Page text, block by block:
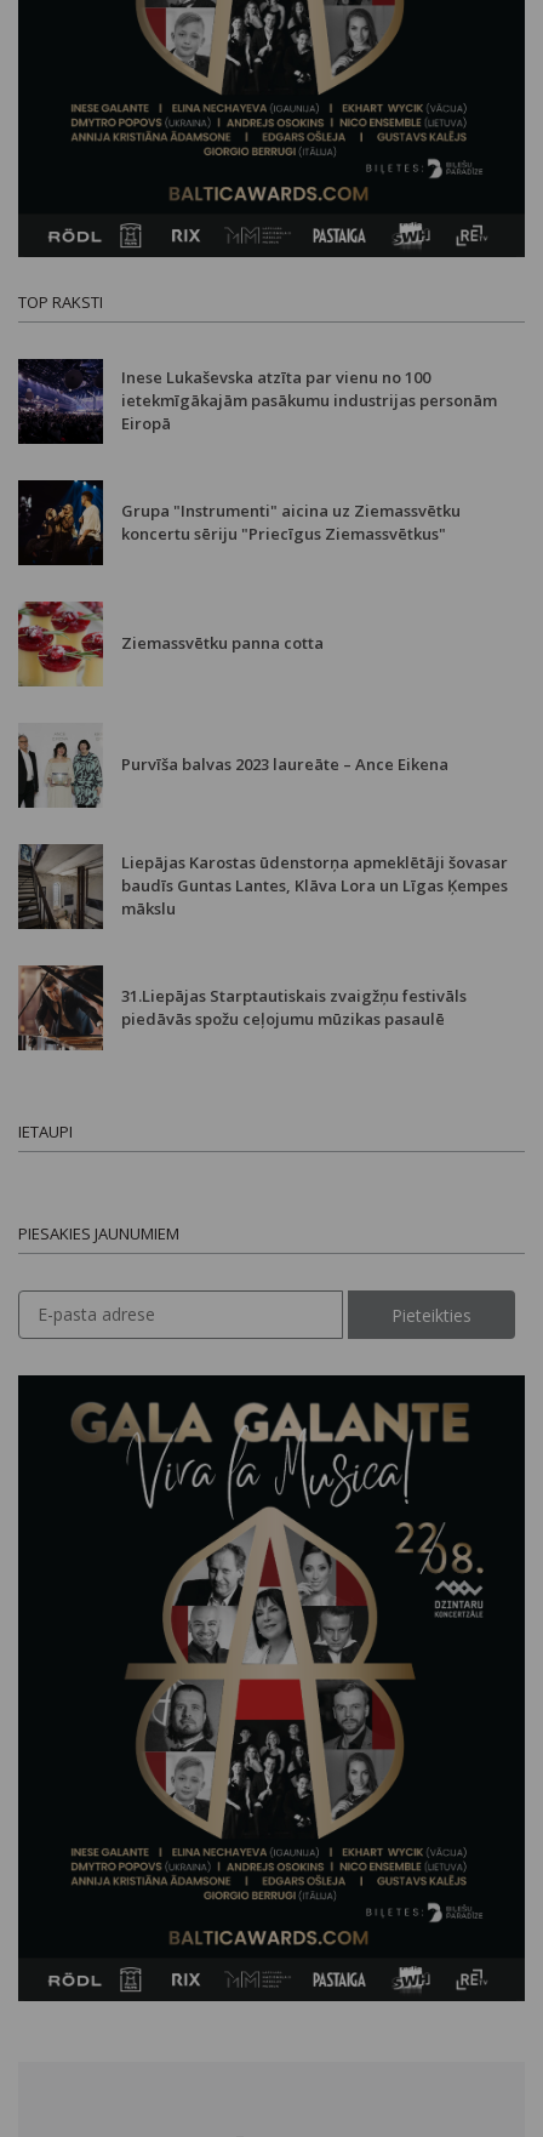
TOP RAKSTI
Inese Lukaševska atzīta par vienu no 100
ietekmīgākajām pasākumu industrijas personām
Eiropā
Grupa "Instrumenti" aicina uz Ziemassvētku
koncertu sēriju "Priecīgus Ziemassvētkus"
Ziemassvētku panna cotta
Purvīša balvas 2023 laureāte – Ance Eikena
Liepājas Karostas ūdenstorņa apmeklētāji šovasar
baudīs Guntas Lantes, Klāva Lora un Līgas Ķempes
mākslu
31.Liepājas Starptautiskais zvaigžņu festivāls
piedāvās spožu ceļojumu mūzikas pasaulē
IETAUPI
PIESAKIES JAUNUMIEM
Pieteikties